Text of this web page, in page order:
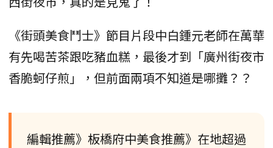
《街頭美食鬥士》節目片段中白鍾元老師在萬華
有先喝苦茶跟吃豬血糕，最後才到「廣州街夜市
香脆蚵仔煎」，但前面兩項不知道是哪攤？？
編輯推薦》板橋府中美食推薦》在地超過